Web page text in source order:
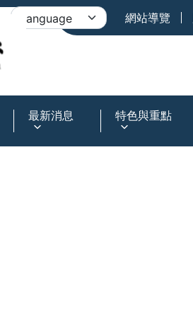
網站導覽
最新消息 特色與重點